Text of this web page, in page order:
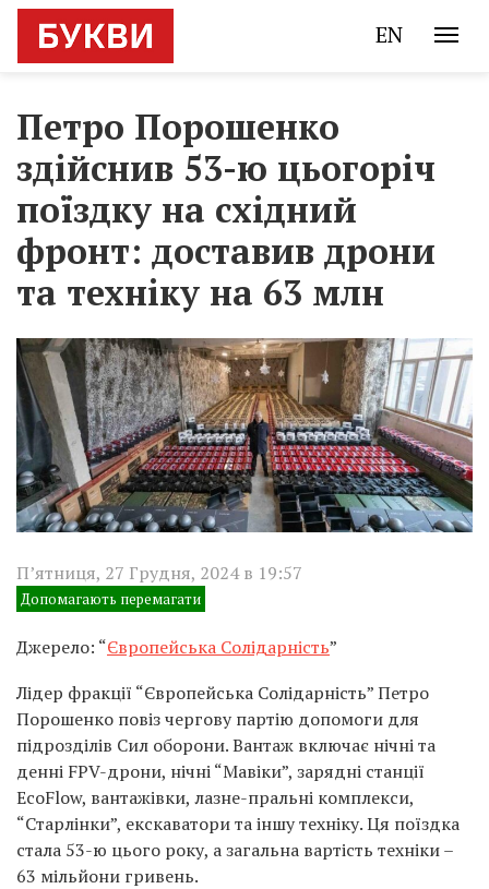
EN
Петро Порошенко
здійснив 53-ю цьогоріч
поїздку на східний
фронт: доставив дрони
та техніку на 63 млн
П’ятниця, 27 Грудня, 2024 в 19:57
Допомагають перемагати
Джерело: “Європейська Солідарність”
Лідер фракції “Європейська Солідарність” Петро
Порошенко повіз чергову партію допомоги для
підрозділів Сил оборони. Вантаж включає нічні та
денні FPV-дрони, нічні “Мавіки”, зарядні станції
EcoFlow, вантажівки, лазне-пральні комплекси,
“Старлінки”, екскаватори та іншу техніку. Ця поїздка
стала 53-ю цього року, а загальна вартість техніки –
63 мільйони гривень.